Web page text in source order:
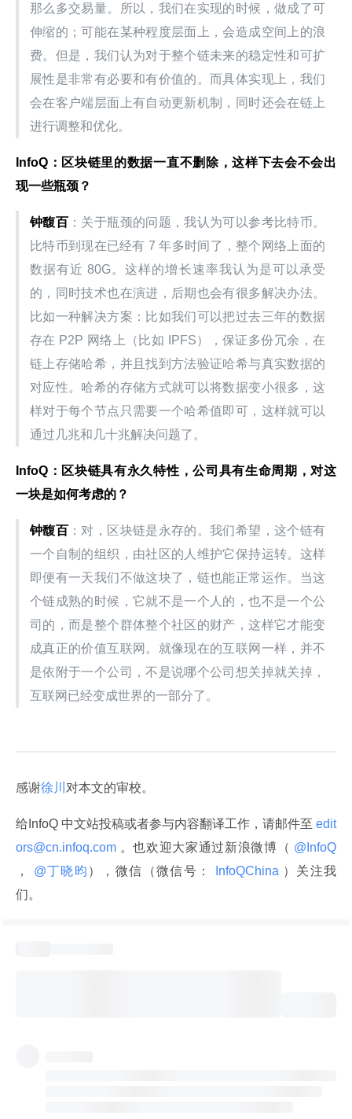
那么多交易量。所以，我们在实现的时候，做成了可
伸缩的；可能在某种程度层面上，会造成空间上的浪
费。但是，我们认为对于整个链未来的稳定性和可扩
展性是非常有必要和有价值的。而具体实现上，我们
会在客户端层面上有自动更新机制，同时还会在链上
进行调整和优化。
InfoQ：区块链里的数据一直不删除，这样下去会不会出
现一些瓶颈？
钟馥百 ：关于瓶颈的问题，我认为可以参考比特币。
比特币到现在已经有 7 年多时间了，整个网络上面的
数据有近 80G。这样的增长速率我认为是可以承受
的，同时技术也在演进，后期也会有很多解决办法。
比如一种解决方案：比如我们可以把过去三年的数据
存在 P2P 网络上（比如 IPFS），保证多份冗余，在
链上存储哈希，并且找到方法验证哈希与真实数据的
对应性。哈希的存储方式就可以将数据变小很多，这
样对于每个节点只需要一个哈希值即可，这样就可以
通过几兆和几十兆解决问题了。
InfoQ：区块链具有永久特性，公司具有生命周期，对这
一块是如何考虑的？
钟馥百 ：对，区块链是永存的。我们希望，这个链有
一个自制的组织，由社区的人维护它保持运转。这样
即便有一天我们不做这块了，链也能正常运作。当这
个链成熟的时候，它就不是一个人的，也不是一个公
司的，而是整个群体整个社区的财产，这样它才能变
成真正的价值互联网。就像现在的互联网一样，并不
是依附于一个公司，不是说哪个公司想关掉就关掉，
互联网已经变成世界的一部分了。
感谢徐川 对本文的审校。
给InfoQ 中文站投稿或者参与内容翻译工作，请邮件至 edit
ors@cn.infoq.com 。也欢迎大家通过新浪微博（
，
@丁晓昀 ），微信（微信号： InfoQChina ）关注我
们。